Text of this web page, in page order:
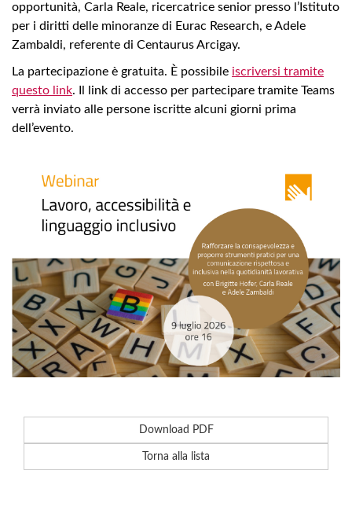
opportunità, Carla Reale, ricercatrice senior presso l’Istituto
per i diritti delle minoranze di Eurac Research, e Adele
Zambaldi, referente di Centaurus Arcigay.
La partecipazione è gratuita. È possibile iscriversi tramite
questo link. Il link di accesso per partecipare tramite Teams
verrà inviato alle persone iscritte alcuni giorni prima
dell’evento.
Download PDF
Torna alla lista